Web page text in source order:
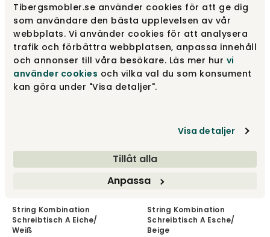
Tibergsmobler.se använder cookies för att ge dig
som användare den bästa upplevelsen av vår
webbplats. Vi använder cookies för att analysera
trafik och förbättra webbplatsen, anpassa innehåll
och annonser till våra besökare. Läs mer hur vi
använder cookies och vilka val du som konsument
kan göra under "Visa detaljer".
Visa detaljer
Tillåt alla
Anpassa
String Kombination
Schreibtisch A Eiche/
Braun
String®
734 €
String Kombination
Schreibtisch A Eiche/
Schwarz
String®
685 €
String Kombination
Schreibtisch A Eiche/
Weiß
String Kombination
Schreibtisch A Esche/
Beige